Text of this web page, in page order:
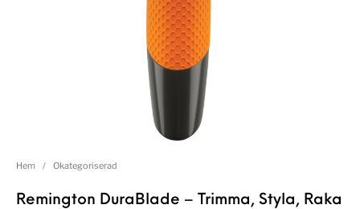
Hem / Okategoriserad
Remington DuraBlade – Trimma, Styla, Raka